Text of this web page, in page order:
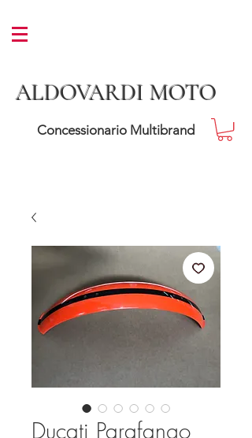
ALDOVARDI MOTO
Concessionario Multibrand
Ducati Parafango